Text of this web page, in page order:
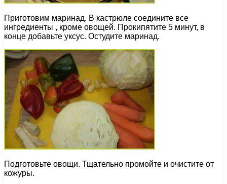
Приготовим маринад. В кастрюле соедините все
ингредиенты , кроме овощей. Прокипятите 5 минут, в
конце добавьте уксус. Остудите маринад.
Подготовьте овощи. Тщательно промойте и очистите от
кожуры.